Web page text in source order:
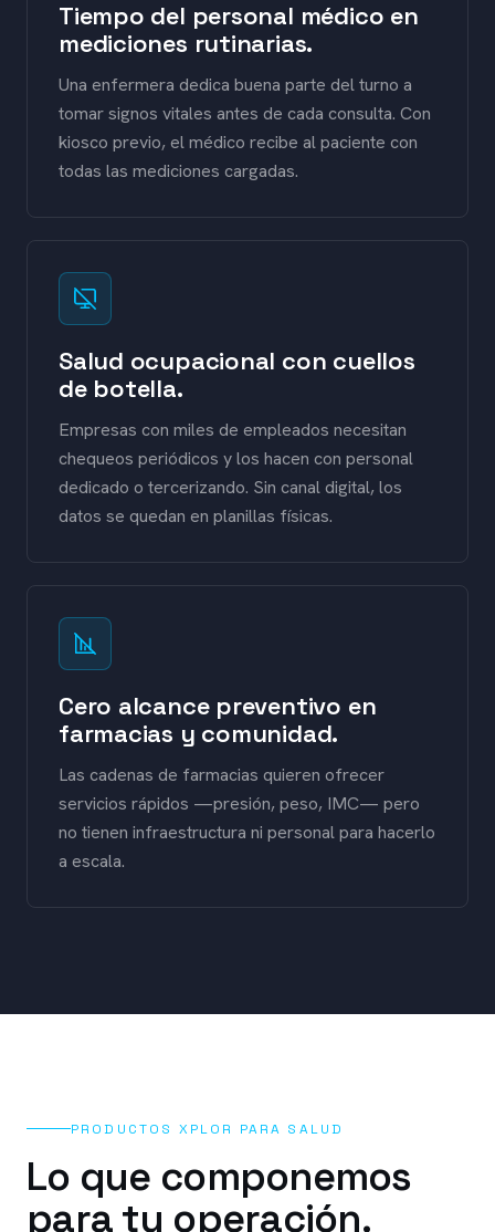
Tiempo del personal médico en
mediciones rutinarias.
Una enfermera dedica buena parte del turno a
tomar signos vitales antes de cada consulta. Con
kiosco previo, el médico recibe al paciente con
todas las mediciones cargadas.
Salud ocupacional con cuellos
de botella.
Empresas con miles de empleados necesitan
chequeos periódicos y los hacen con personal
dedicado o tercerizando. Sin canal digital, los
datos se quedan en planillas físicas.
Cero alcance preventivo en
farmacias y comunidad.
Las cadenas de farmacias quieren ofrecer
servicios rápidos —presión, peso, IMC— pero
no tienen infraestructura ni personal para hacerlo
a escala.
PRODUCTOS XPLOR PARA SALUD
Lo que componemos
para tu operación.